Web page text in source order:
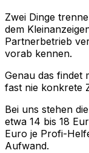
Zwei Dinge
dem
Partnerbetrieb
vorab kennen.
Genau das findet
fast nie konkrete
Bei uns stehen
etwa 14 bis 18
Euro je Profi-
Aufwand.